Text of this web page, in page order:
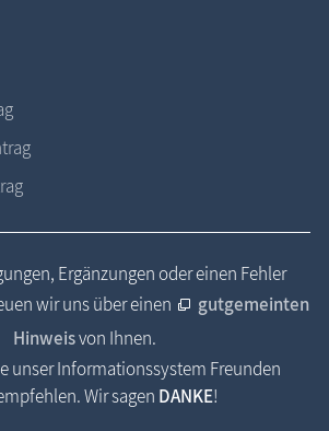
Ergänzungen oder einen Fehler
wir uns über einen
gutgemeinten
Hinweisvon Ihnen.
unser Informationssystem Freunden
Wir sagen DANKE!